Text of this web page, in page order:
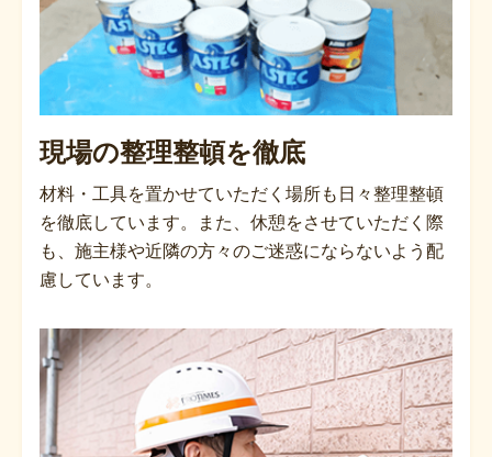
現場の整理整頓を徹底
材料・工具を置かせていただく場所も日々整理整頓
を徹底しています。また、休憩をさせていただく際
も、施主様や近隣の方々のご迷惑にならないよう配
慮しています。